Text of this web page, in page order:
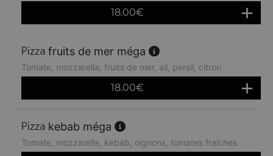
18.00€
fruits de mer méga
Tomate, mozzarella, fruits de mer, ail, persil, citron
18.00€
kebab méga
Tomate, mozzarella, kebab, oignons, tomates fraîches